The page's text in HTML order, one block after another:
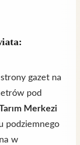
gazet na
pod
Merkezi
podziemnego
w